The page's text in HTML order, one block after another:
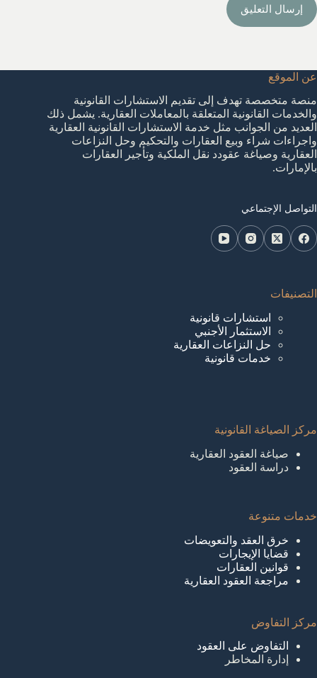
إرسال التعليق
عن الموقع
منصة متخصصة تهدف إلى تقديم الاستشارات القانونية
والخدمات القانونية المتعلقة بالمعاملات العقارية. يشمل ذلك
العديد من الجوانب مثل خدمة الاستشارات القانونية العقارية
واجراءات شراء وبيع العقارات والتحكيم وحل النزاعات
العقارية وصياغة عقودد نقل الملكية وتأجير العقارات
بالإمارات.
التواصل الإجتماعي
التصنيفات
استشارات قانونية
الاستثمار الأجنبي
حل النزاعات العقارية
خدمات قانونية
مركز الصياغة القانونية
صياغة العقود العقارية
دراسة العقود
خدمات متنوعة
خرق العقد والتعويضات
قضايا الإيجارات
قوانين العقارات
مراجعة العقود العقارية
مركز التفاوض
التفاوض على العقود
إدارة المخاطر